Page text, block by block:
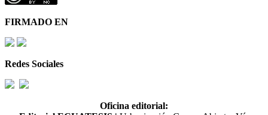
FIRMADO EN
Redes Sociales
Oficina editorial: